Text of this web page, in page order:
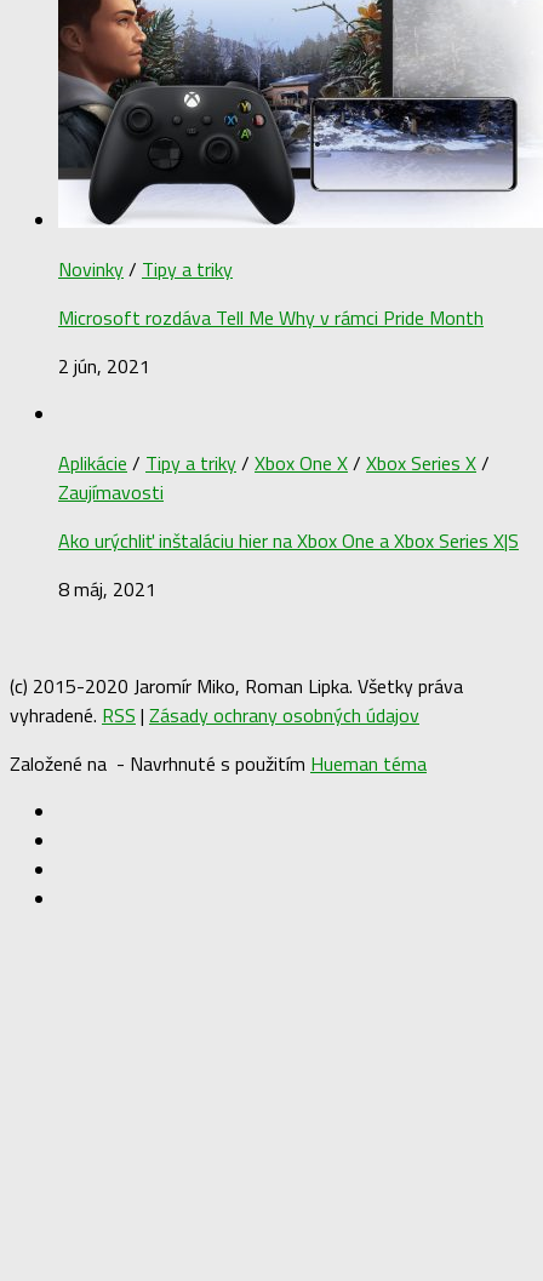
Novinky/ Tipy a triky
Microsoft rozdáva Tell Me Why v rámci Pride Month
2 jún, 2021
Aplikácie / Tipy a triky/ Xbox One X/ Xbox Series X/
Zaujímavosti
Ako urýchliť inštaláciu hier na Xbox One a Xbox Series X|S
8 máj, 2021
(c) 2015-2020 Jaromír Miko, Roman Lipka. Všetky práva
vyhradené. RSS | Zásady ochrany osobných údajov
Založené na - Navrhnuté s použitím Hueman téma